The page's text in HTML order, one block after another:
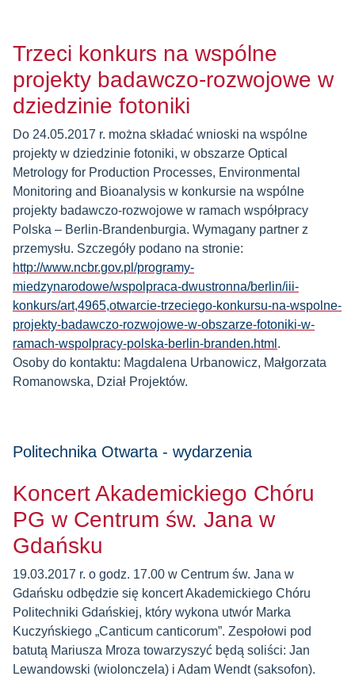
Trzeci konkurs na wspólne
projekty badawczo-rozwojowe w
dziedzinie fotoniki
Do 24.05.2017 r. można składać wnioski na wspólne
projekty w dziedzinie fotoniki, w obszarze Optical
Metrology for Production Processes, Environmental
Monitoring and Bioanalysis w konkursie na wspólne
projekty badawczo-rozwojowe w ramach współpracy
Polska – Berlin-Brandenburgia. Wymagany partner z
przemysłu. Szczegóły podano na stronie:
http://www.ncbr.gov.pl/programy-
miedzynarodowe/wspolpraca-dwustronna/berlin/iii-
konkurs/art,4965,otwarcie-trzeciego-konkursu-na-wspolne-
projekty-badawczo-rozwojowe-w-obszarze-fotoniki-w-
ramach-wspolpracy-polska-berlin-branden.html .
Osoby do kontaktu: Magdalena Urbanowicz, Małgorzata
Romanowska, Dział Projektów.
Politechnika Otwarta - wydarzenia
Koncert Akademickiego Chóru
PG w Centrum św. Jana w
Gdańsku
19.03.2017 r. o godz. 17.00 w Centrum św. Jana w
Gdańsku odbędzie się koncert Akademickiego Chóru
Politechniki Gdańskiej, który wykona utwór Marka
Kuczyńskiego „Canticum canticorum”. Zespołowi pod
batutą Mariusza Mroza towarzyszyć będą soliści: Jan
Lewandowski (wiolonczela) i Adam Wendt (saksofon).